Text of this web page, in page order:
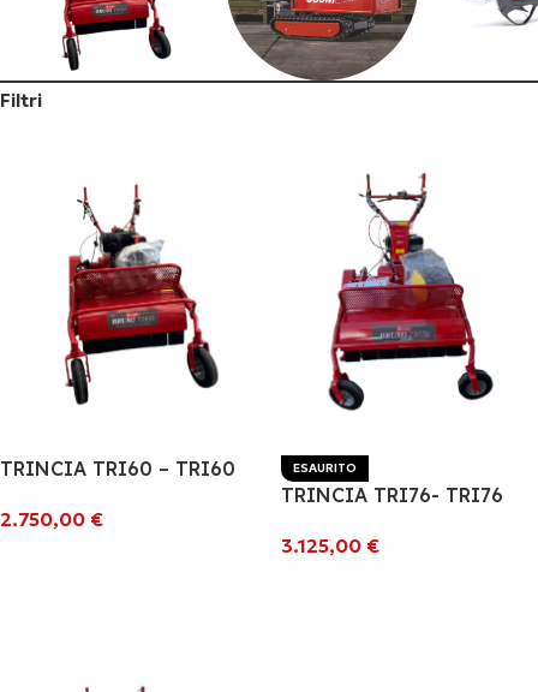
TRINCIA
Filtri
TRINCIA TRI60 – TRI60
2.750,00 €
ESAURITO
TRINCIA TRI76- TRI76
3.125,00 €